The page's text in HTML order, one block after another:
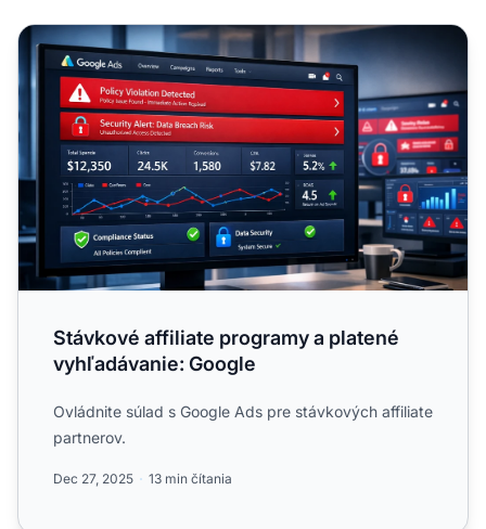
Stávkové affiliate programy a platené vyhľadávanie:
Stávkové affiliate programy a platené
vyhľadávanie: Google
Ovládnite súlad s Google Ads pre stávkových affiliate
partnerov.
Dec 27, 2025 13 min čítania